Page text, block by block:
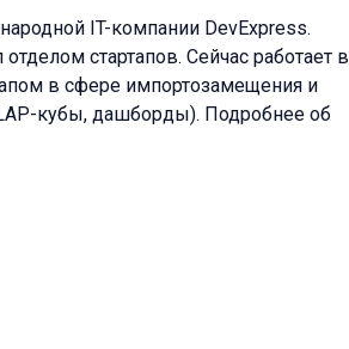
IT-компании DevExpress.
стартапов. Сейчас работает в
в сфере импортозамещения и
кубы, дашборды). Подробнее об
Autumn